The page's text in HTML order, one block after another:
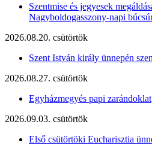
Szentmise és jegyesek
Nagyboldogasszony-napi
2026.08.20. csütörtök
Szent István király ünnepén
2026.08.27. csütörtök
Egyházmegyés papi zarándoklat
2026.09.03. csütörtök
Első csütörtöki Eucharisztia